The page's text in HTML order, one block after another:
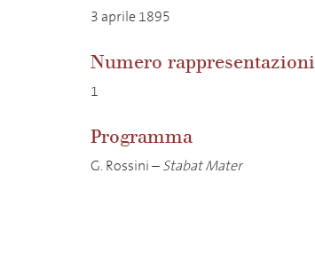
3 aprile 1895
Numero rappresentazioni
1
Programma
G. Rossini –Stabat Mater